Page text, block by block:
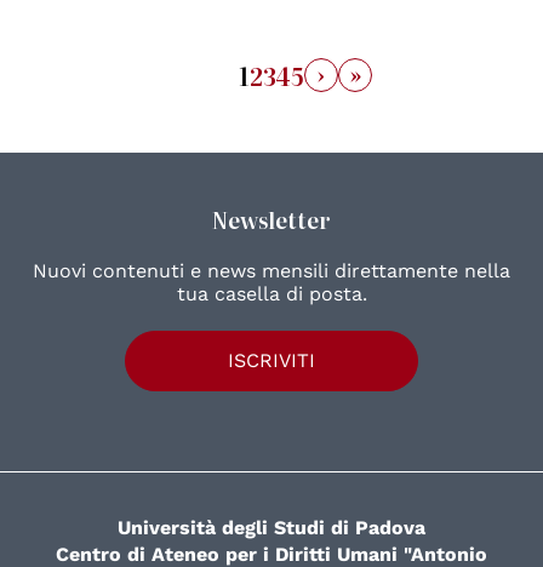
12345 › »
Newsletter
Nuovi contenuti e news mensili direttamente nella
tua casella di posta.
ISCRIVITI
Università degli Studi di Padova
Centro di Ateneo per i Diritti Umani "Antonio